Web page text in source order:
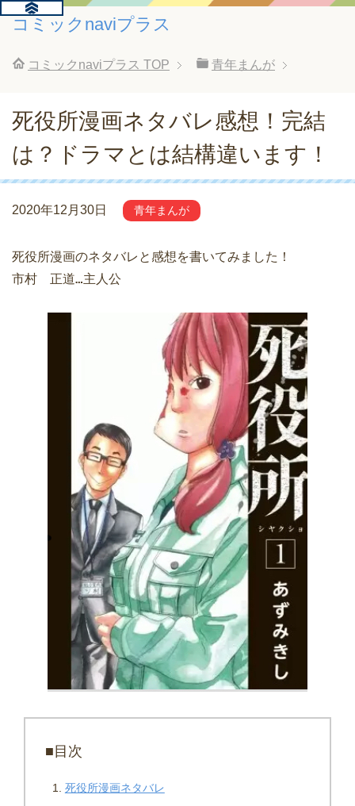
コミックnaviプラス
コミックnaviプラス TOP 青年まんが
死役所漫画ネタバレ感想！完結
は？ドラマとは結構違います！
2020年12月30日 青年まんが
死役所漫画のネタバレと感想を書いてみました！
市村　正道…主人公
■目次
死役所漫画ネタバレ